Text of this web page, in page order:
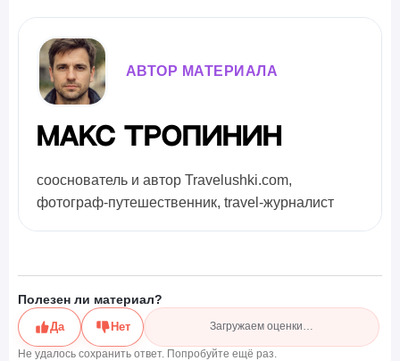
АВТОР МАТЕРИАЛА
Макс Тропинин
сооснователь и автор Travelushki.com,
фотограф-путешественник, travel-журналист
Полезен ли материал?
Да Нет Загружаем оценки…
Не удалось сохранить ответ. Попробуйте ещё раз.